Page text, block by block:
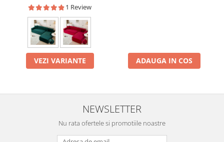
1 Review
VEZI VARIANTE ADAUGA IN COS
NEWSLETTER
Nu rata ofertele si promotiile noastre